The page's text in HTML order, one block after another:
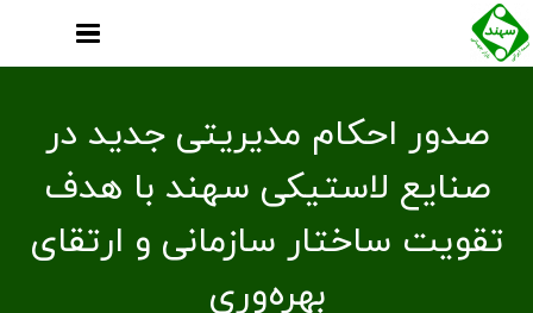
صدور احکام مدیریتی جدید در
صنایع لاستیکی سهند با هدف
تقویت ساختار سازمانی و ارتقای
بهره‌وری